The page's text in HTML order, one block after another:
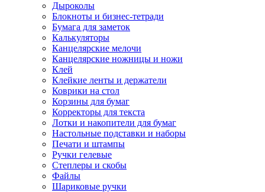
Дыроколы
Блокноты и бизнес-тетради
Бумага для заметок
Калькуляторы
Канцелярские мелочи
Канцелярские ножницы и ножи
Клей
Клейкие ленты и держатели
Коврики на стол
Корзины для бумаг
Корректоры для текста
Лотки и накопители для бумаг
Настольные подставки и наборы
Печати и штампы
Ручки гелевые
Степлеры и скобы
Файлы
Шариковые ручки